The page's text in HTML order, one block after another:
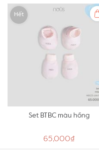
Hết
Set BTBC màu hồng
65,000₫